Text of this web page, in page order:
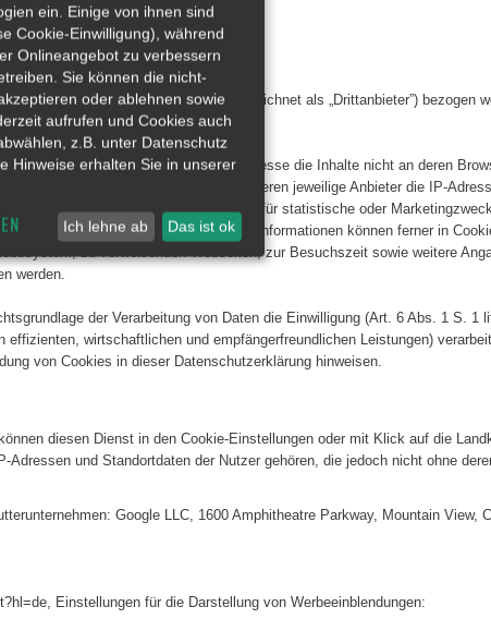
sowie Inhalte)
jeweiligen Anbieter (nachfolgend bezeichnet als „Drittanbieter”) bezogen
verarbeiten, da sie ohne die IP-Adresse die Inhalte nicht an deren
nur solche Inhalte zu verwenden, deren jeweilige Anbieter die IP-
auch als „Web Beacons“ bezeichnet) für statistische oder
werden. Die pseudonymen Informationen können ferner in
zu verweisenden Webseiten, zur Besuchszeit sowie weitere
werden.
der Verarbeitung von Daten die Einwilligung (Art. 6 Abs. 1 S. 1
wirtschaftlichen und empfängerfreundlichen Leistungen)
von Cookies in dieser Datenschutzerklärung hinweisen.
diesen Dienst in den Cookie-Einstellungen oder mit Klick auf die
und Standortdaten der Nutzer gehören, die jedoch nicht ohne
Google LLC, 1600 Amphitheatre Parkway, Mountain View,
Einstellungen für die Darstellung von Werbeeinblendungen:
ein. Einige von ihnen sind
Cookie-Einwilligung), während
Onlineangebot zu verbessern
Sie können die nicht-
oder ablehnen sowie
aufrufen und Cookies auch
z.B. unter Datenschutz
Hinweise erhalten Sie in unserer
Ich lehne ab Das ist ok